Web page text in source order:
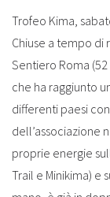
Trofeo Kima,
Chiuse a tempo di
Sentiero Roma
che ha raggiunto
differenti paesi
dell’associazione
proprie energie
Trail e Minikima) e